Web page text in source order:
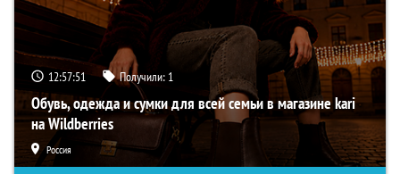
12:57:50 Получили: 1
Обувь, одежда и сумки для всей семьи в магазине kari
на Wildberries
Россия